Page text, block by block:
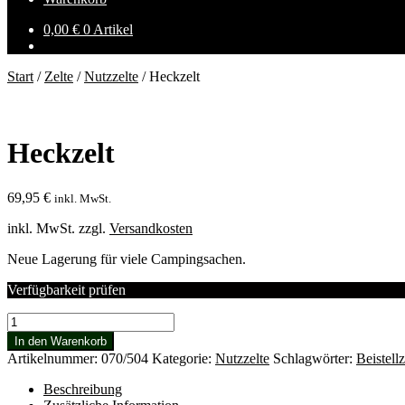
0,00 € 0 Artikel
Start / Zelte /Nutzzelte /Heckzelt
Heckzelt
69,95 € inkl. MwSt.
inkl. MwSt. zzgl. Versandkosten
Neue Lagerung für viele Campingsachen.
Verfügbarkeit prüfen
Heckzelt
Menge
In den Warenkorb
Artikelnummer: 070/504 Kategorie: Nutzzelte Schlagwörter:
Beschreibung